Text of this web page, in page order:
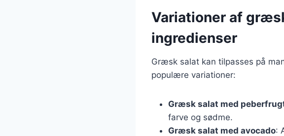
Variationer af
ingredienser
Græsk salat kan tilpasses på
populære variationer:
Græsk salat med
farve og sødme.
Græsk salat med avocado: